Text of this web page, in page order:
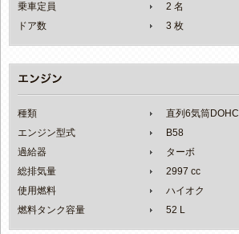
乗車定員
2 名
ドア数
3 枚
種類
直列6気筒DOHC
エンジン型式
B58
過給器
ターボ
総排気量
2997 cc
使用燃料
ハイオク
燃料タンク容量
52 L